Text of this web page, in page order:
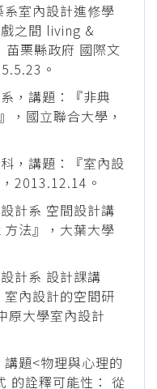
室內設計進修學
之間 living &
栗縣政府 國際文
。
，講題：『非典
國立聯合大學，
，講題：『室內設
2013.12.14。
計系 空間設計講
法』，大葉大學
計系 設計課講
內設計的空間研
原大學室內設計
題<物理與心理的
的詮釋可能性： 從